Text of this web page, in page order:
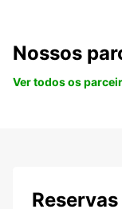
Nossos
Ver todos os
Reservas